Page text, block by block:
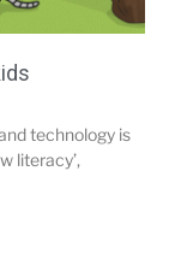
technology is
literacy’,